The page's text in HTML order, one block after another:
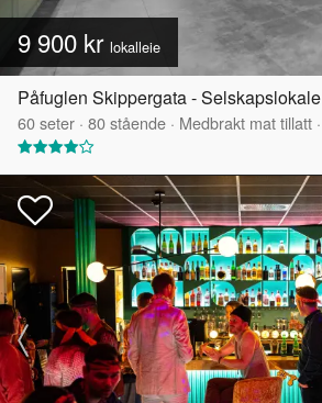
9 900 kr lokalleie
Påfuglen Skippergata - Selskapslokale
60seter · 80stående · Medbrakt mat tillatt ·